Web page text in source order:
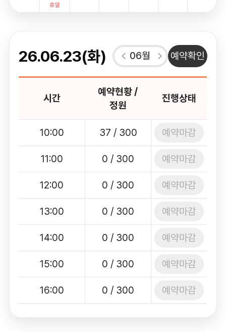
휴일
26.06.23(화) 06월 예약확인
시간
예약현황 /
정원
진행상태
10:00 37 / 300 예약마감
11:00 0 / 300 예약마감
12:00 0 / 300 예약마감
13:00 0 / 300 예약마감
14:00 0 / 300 예약마감
15:00 0 / 300 예약마감
16:00 0 / 300 예약마감